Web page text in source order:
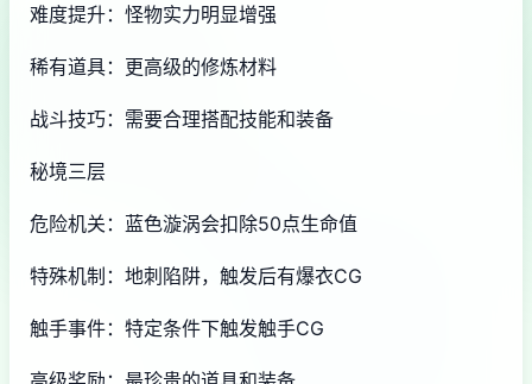
难度提升：怪物实力明显增强
稀有道具：更高级的修炼材料
战斗技巧：需要合理搭配技能和装备
秘境三层
危险机关：蓝色漩涡会扣除50点生命值
特殊机制：地刺陷阱，触发后有爆衣CG
触手事件：特定条件下触发触手CG